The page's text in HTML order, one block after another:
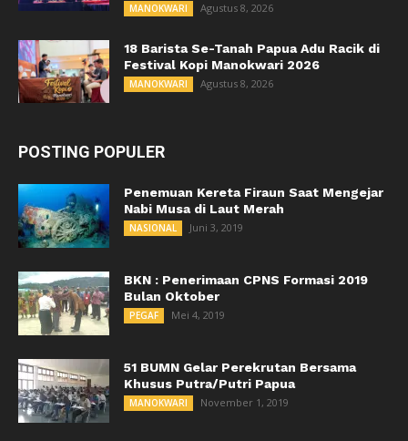
MANOKWARI Agustus 8, 2026
18 Barista Se-Tanah Papua Adu Racik di
Festival Kopi Manokwari 2026
MANOKWARI Agustus 8, 2026
POSTING POPULER
Penemuan Kereta Firaun Saat Mengejar
Nabi Musa di Laut Merah
NASIONAL Juni 3, 2019
BKN : Penerimaan CPNS Formasi 2019
Bulan Oktober
PEGAF Mei 4, 2019
51 BUMN Gelar Perekrutan Bersama
Khusus Putra/Putri Papua
MANOKWARI November 1, 2019